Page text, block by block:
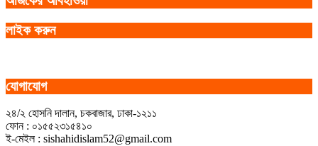
লাইক করুন
যোগাযোগ
২৪/২ হোসনি দালান, চকবাজার, ঢাকা-১২১১
ফোন : ০১৫৫২৩১৫৪১০
ই-মেইল : sishahidislam52@gmail.com